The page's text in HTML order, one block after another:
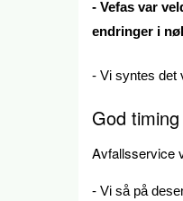
- Vefas var
endringer i
- Vi syntes det
God
Avfallsservice
- Vi så på